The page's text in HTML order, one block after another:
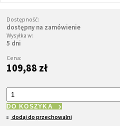
Dostępność:
dostępny na zamówienie
Wysyłka w:
5 dni
Cena:
109,88 zł
DO KOSZYKA
dodaj do przechowalni